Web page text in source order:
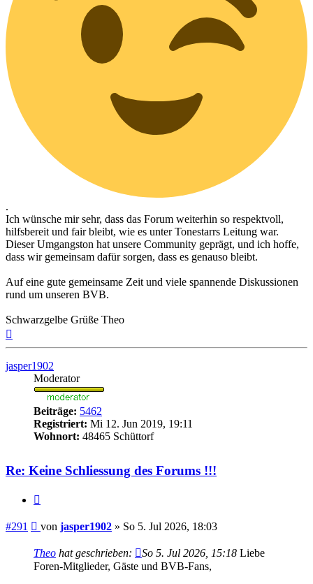
.
Ich wünsche mir sehr, dass das Forum weiterhin so respektvoll,
hilfsbereit und fair bleibt, wie es unter Tonestarrs Leitung war.
Dieser Umgangston hat unsere Community geprägt, und ich hoffe,
dass wir gemeinsam dafür sorgen, dass es genauso bleibt.
Auf eine gute gemeinsame Zeit und viele spannende Diskussionen
rund um unseren BVB.
Schwarzgelbe Grüße Theo
jasper1902
Moderator
Beiträge: 5462
Registriert: Mi 12. Jun 2019, 19:11
Wohnort: 48465 Schüttorf
Re: Keine Schliessung des Forums !!!
#291 Beitrag
von jasper1902 » So 5. Jul 2026, 18:03
Theo hat geschrieben: So 5. Jul 2026, 15:18 Liebe
Foren-Mitglieder, Gäste und BVB-Fans,